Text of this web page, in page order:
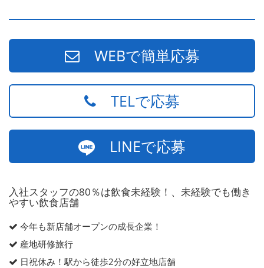
WEBで簡単応募
TELで応募
LINEで応募
入社スタッフの80％は飲食未経験！、未経験でも働き
やすい飲食店舗
今年も新店舗オープンの成長企業！
産地研修旅行
日祝休み！駅から徒歩2分の好立地店舗